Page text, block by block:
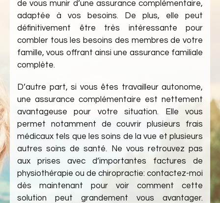
de vous munir d’une assurance complémentaire,
adaptée à vos besoins. De plus, elle peut
définitivement être très intéressante pour
combler tous les besoins des membres de votre
famille, vous offrant ainsi une assurance familiale
complète.
D’autre part, si vous êtes travailleur autonome,
une assurance complémentaire est nettement
avantageuse pour votre situation. Elle vous
permet notamment de couvrir plusieurs frais
médicaux tels que les soins de la vue et plusieurs
autres soins de santé. Ne vous retrouvez pas
aux prises avec d’importantes factures de
physiothérapie ou de chiropractie: contactez-moi
dès maintenant pour voir comment cette
solution peut grandement vous avantager.